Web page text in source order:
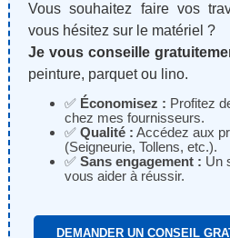
Vous souhaitez faire vos
vous hésitez sur le matériel ?
Je vous conseille
peinture, parquet ou lino.
✅ Économisez : Profitez
chez mes fournisseurs.
✅ Qualité : Accédez aux
(Seigneurie, Tollens, etc.).
✅ Sans engagement : Un
vous aider à réussir.
DEMANDER UN CONSEIL